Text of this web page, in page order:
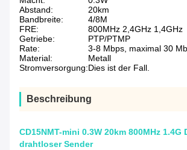
Abstand:
20km
Bandbreite:
4/8M
FRE:
800MHz 2,4GHz 1,4GHz
Getriebe:
PTP/PTMP
Rate:
3-8 Mbps, maximal 30
Material:
Metall
Stromversorgung:Dies ist der Fall.
Beschreibung
CD15NMT-mini 0.3W 20km 800MHz 1.4G
drahtloser Sender